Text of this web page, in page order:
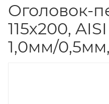
Оголовок-
115х200,
1,0мм/